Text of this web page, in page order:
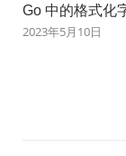
Go 中的格式化
2023年5月10日